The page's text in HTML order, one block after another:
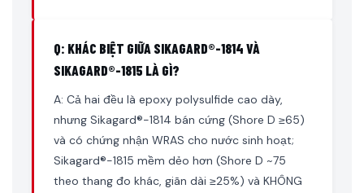
Q: KHÁC BIỆT GIỮA SIKAGARD®-1814 VÀ
SIKAGARD®-1815 LÀ GÌ?
A: Cả hai đều là epoxy polysulfide cao dày,
nhưng Sikagard®-1814 bán cứng (Shore D ≥65)
và có chứng nhận WRAS cho nước sinh hoạt;
Sikagard®-1815 mềm dẻo hơn (Shore D ~75
theo thang đo khác, giãn dài ≥25%) và KHÔNG